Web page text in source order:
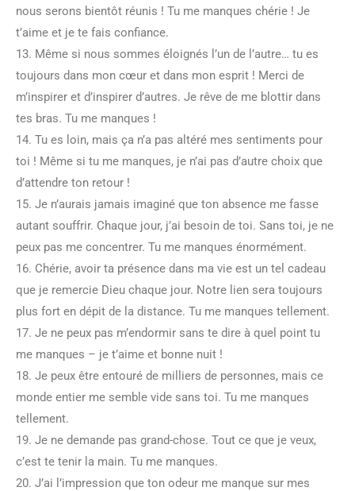
nous serons bientôt réunis ! Tu me manques chérie ! Je
t’aime et je te fais confiance.
13. Même si nous sommes éloignés l’un de l’autre… tu es
toujours dans mon cœur et dans mon esprit ! Merci de
m’inspirer et d’inspirer d’autres. Je rêve de me blottir dans
tes bras. Tu me manques !
14. Tu es loin, mais ça n’a pas altéré mes sentiments pour
toi ! Même si tu me manques, je n’ai pas d’autre choix que
d’attendre ton retour !
15. Je n’aurais jamais imaginé que ton absence me fasse
autant souffrir. Chaque jour, j’ai besoin de toi. Sans toi, je ne
peux pas me concentrer. Tu me manques énormément.
16. Chérie, avoir ta présence dans ma vie est un tel cadeau
que je remercie Dieu chaque jour. Notre lien sera toujours
plus fort en dépit de la distance. Tu me manques tellement.
17. Je ne peux pas m’endormir sans te dire à quel point tu
me manques – je t’aime et bonne nuit !
18. Je peux être entouré de milliers de personnes, mais ce
monde entier me semble vide sans toi. Tu me manques
tellement.
19. Je ne demande pas grand-chose. Tout ce que je veux,
c’est te tenir la main. Tu me manques.
20. J’ai l’impression que ton odeur me manque sur mes